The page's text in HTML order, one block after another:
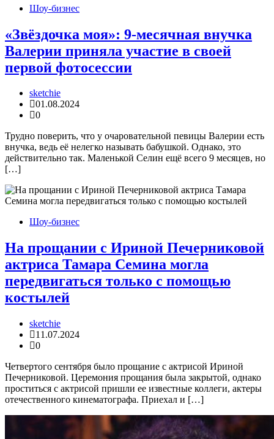
Шоу-бизнес
«Звёздочка моя»: 9-месячная внучка
Валерии приняла участие в своей
первой фотосессии
sketchie
01.08.2024
0
Трудно поверить, что у очаровательной певицы Валерии есть
внучка, ведь её нелегко называть бабушкой. Однако, это
действительно так. Маленькой Селин ещё всего 9 месяцев, но
[…]
Шоу-бизнес
На прощании с Ириной Печерниковой
актриса Тамара Семина могла
передвигаться только с помощью
костылей
sketchie
11.07.2024
0
Четвертого сентября было прощание с актрисой Ириной
Печерниковой. Церемония прощания была закрытой, однако
проститься с актрисой пришли ее известные коллеги, актеры
отечественного кинематографа. Приехал и […]